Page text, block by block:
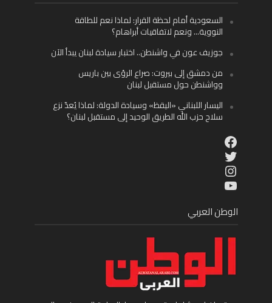
السعودية أمام لحظة القرار: لماذا نعم للطاقة
النووية… ونعم لاتفاقيات أبراهام؟
جوزيف عون في واشنطن.. اختبار سيادة لبنان يبدأ الآن
من دمشق إلى بيروت: صراع الرؤى بين باريس
وواشنطن حول مستقبل لبنان
اليسار اللبناني «اليقظ» وسيادة الدولة: لماذا يُعدّ نزع
سلاح حزب الله الطريق الوحيد إلى مستقبل لبنان؟
Facebook
Twitter
Instagram
YouTube
الوطن العربي